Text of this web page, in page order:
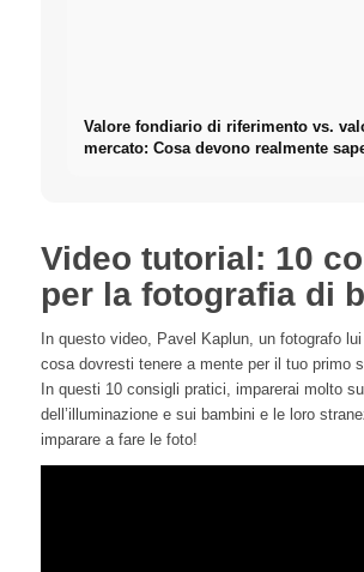
Valore fondiario di riferimento vs.
mercato: Cosa devono realmente
Video tutorial: 10
per la fotografia di
In questo video, Pavel Kaplun, un fotografo
cosa dovresti tenere a mente per il tuo primo
In questi 10 consigli pratici, imparerai molto
dell’illuminazione e sui bambini e le loro
imparare a fare le foto!